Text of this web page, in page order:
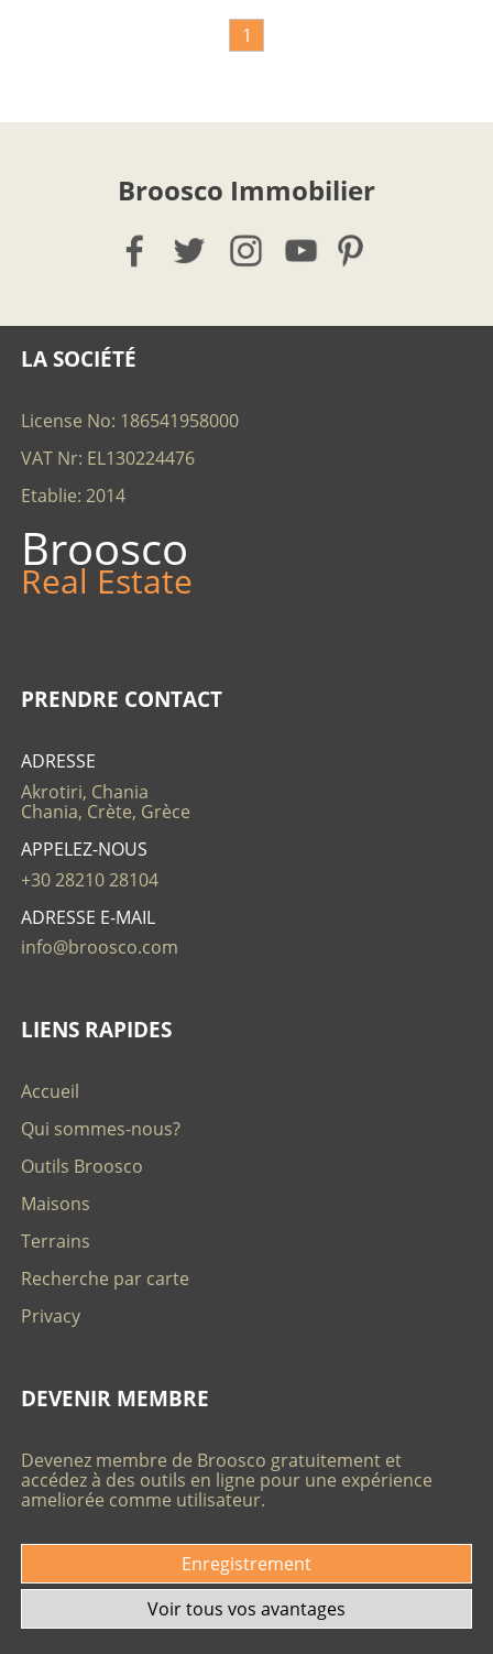
1
Broosco Immobilier
LA SOCIÉTÉ
License No: 186541958000
VAT Nr: EL130224476
Etablie: 2014
Broosco
Real Estate
PRENDRE CONTACT
ADRESSE
Akrotiri, Chania
Chania, Crète, Grèce
APPELEZ-NOUS
+30 28210 28104
ADRESSE E-MAIL
info@broosco.com
LIENS RAPIDES
Accueil
Qui sommes-nous?
Outils Broosco
Maisons
Terrains
Recherche par carte
Privacy
DEVENIR MEMBRE
Devenez membre de Broosco gratuitement et
accédez à des outils en ligne pour une expérience
ameliorée comme utilisateur.
Enregistrement
Voir tous vos avantages